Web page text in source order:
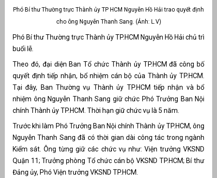
Phó Bí thư Thường trực Thành ủy TP HCM Nguyễn Hồ Hải trao quyết định
cho ông Nguyễn Thanh Sang. (Ảnh: L.V)
Phó Bí thư Thường trực Thành ủy TP.HCM Nguyễn Hồ Hải chủ trì
buổi lễ.
Theo đó, đại diện Ban Tổ chức Thành ủy TP.HCM đã công bố
quyết định tiếp nhận, bổ nhiệm cán bộ của Thành ủy TP.HCM.
Tại đây, Ban Thường vụ Thành ủy TP.HCM tiếp nhận và bổ
nhiệm ông Nguyễn Thanh Sang giữ chức Phó Trưởng Ban Nội
chính Thành ủy TP.HCM. Thời hạn giữ chức vụ là 5 năm.
Trước khi làm Phó Trưởng Ban Nội chính Thành ủy TP.HCM, ông
Nguyễn Thanh Sang đã có thời gian dài công tác trong ngành
Kiểm sát. Ông từng giữ các chức vụ như: Viện trưởng VKSND
Quận 11; Trưởng phòng Tổ chức cán bộ VKSND TP.HCM; Bí thư
Đảng ủy, Phó Viện trưởng VKSND TP.HCM.